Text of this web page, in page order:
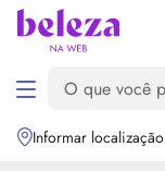
Informar localização